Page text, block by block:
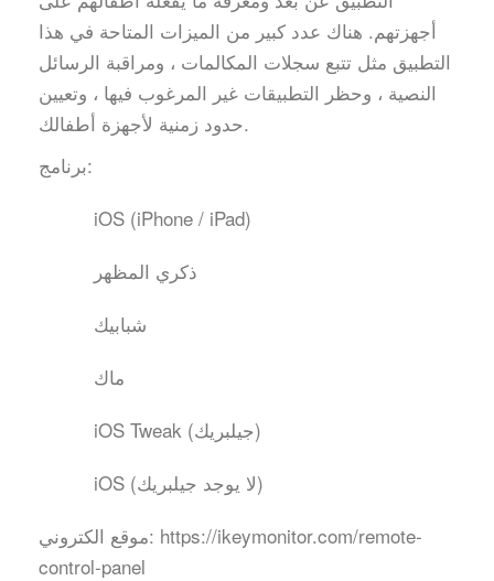
أجهزتهم. هناك عدد كبير من الميزات المتاحة في هذا
التطبيق مثل تتبع سجلات المكالمات ، ومراقبة الرسائل
النصية ، وحظر التطبيقات غير المرغوب فيها ، وتعيين
حدود زمنية لأجهزة أطفالك.
برنامج:
iOS (iPhone / iPad)
ذكري المظهر
شبابيك
ماك
iOS Tweak (جيلبريك)
iOS (لا يوجد جيلبريك)
موقع الكتروني: https://ikeymonitor.com/remote-
control-panel